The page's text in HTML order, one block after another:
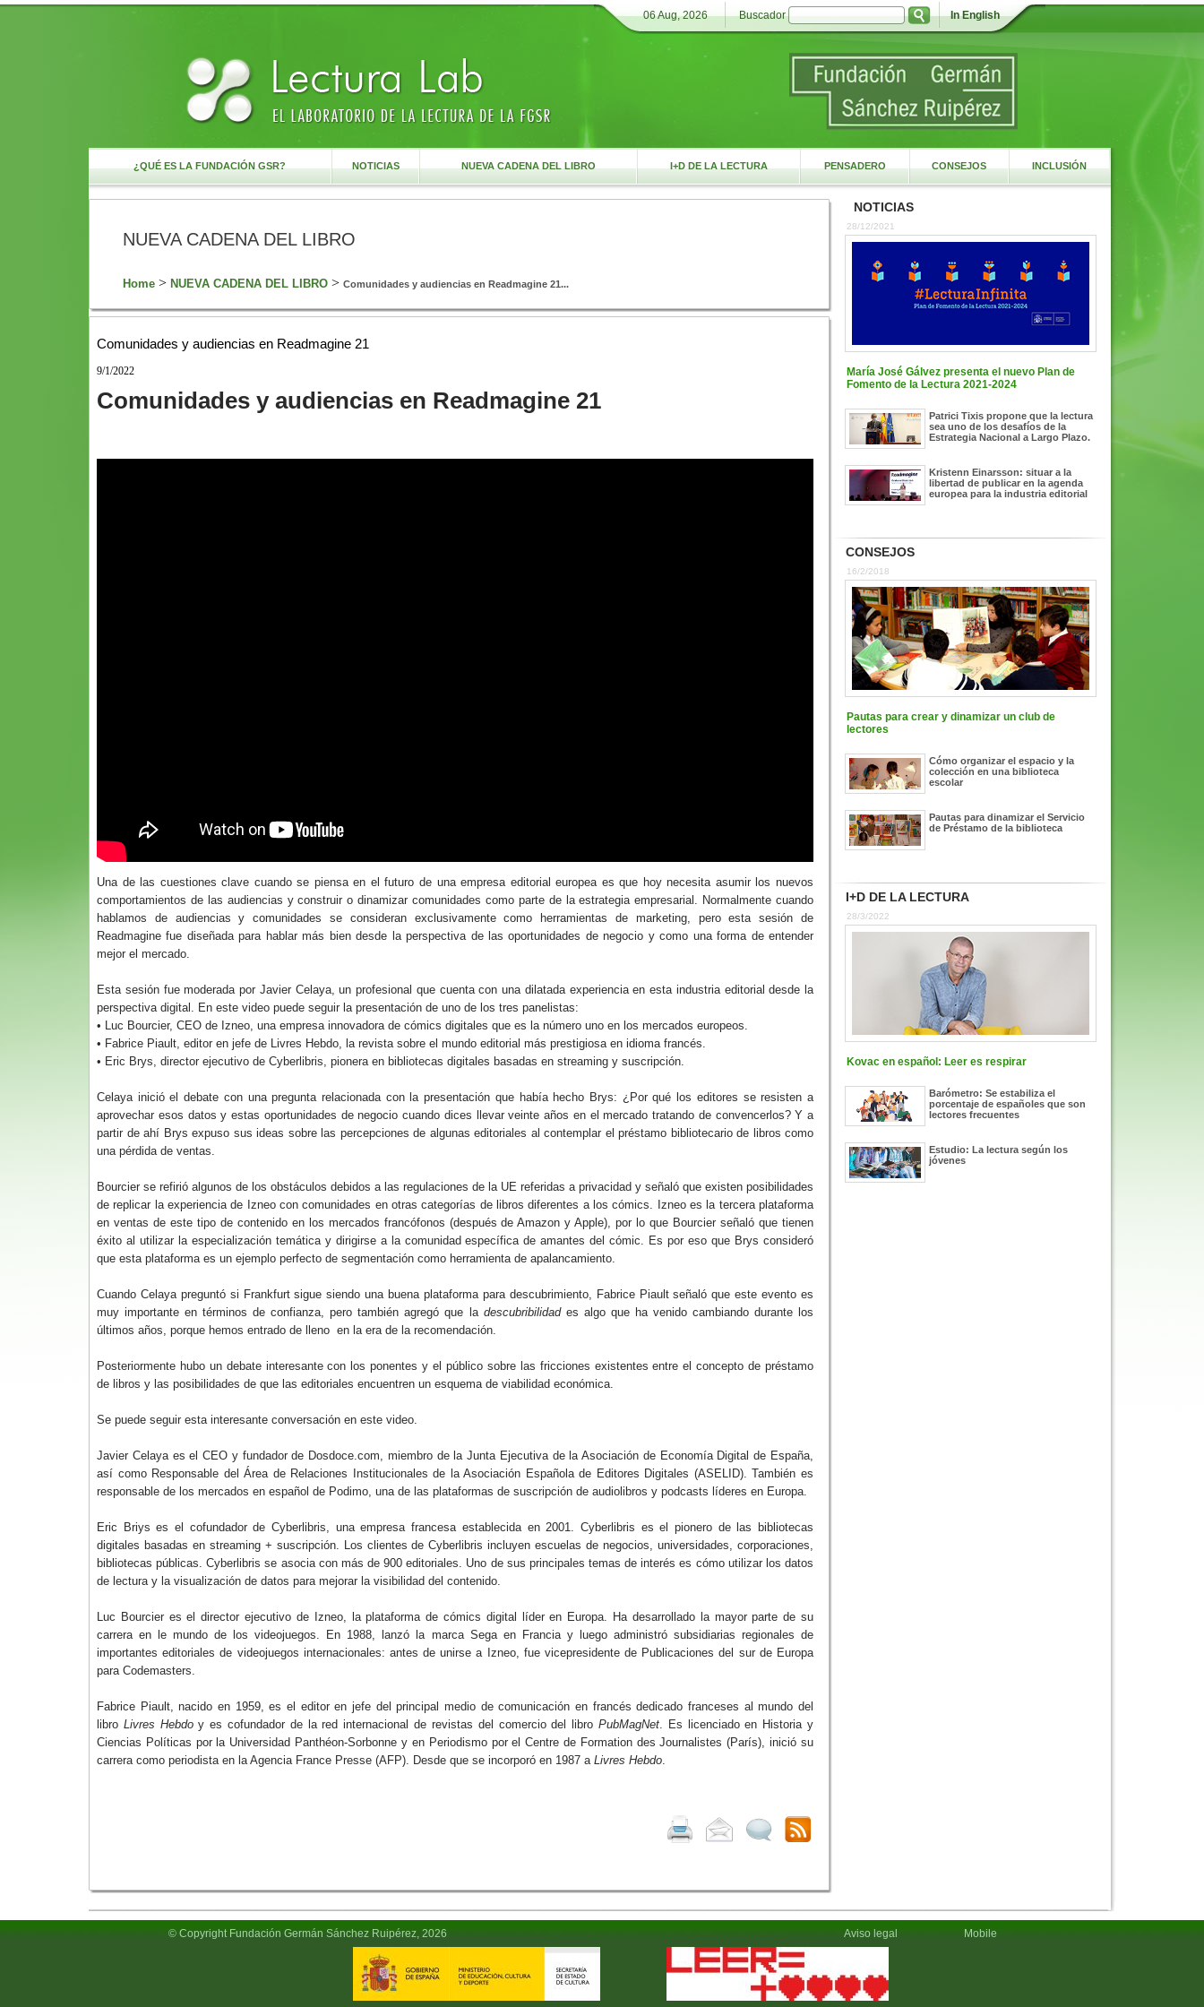
06 Aug, 2026 Buscador In English
¿QUÉ ES LA FUNDACIÓN GSR? NOTICIAS NUEVA CADENA DEL LIBRO I+D DE LA LECTURA PENSADERO CONSEJOS INCLUSIÓN
NUEVA CADENA DEL LIBRO
Home > NUEVA CADENA DEL LIBRO > Comunidades y audiencias en Readmagine 21...
Comunidades y audiencias en Readmagine 21
9/1/2022
Comunidades y audiencias en Readmagine 21
Una de las cuestiones clave cuando se piensa en el futuro de una empresa editorial europea es que hoy necesita asumir los nuevos
comportamientos de las audiencias y construir o dinamizar comunidades como parte de la estrategia empresarial. Normalmente cuando
hablamos de audiencias y comunidades se consideran exclusivamente como herramientas de marketing, pero esta sesión de
Readmagine fue diseñada para hablar más bien desde la perspectiva de las oportunidades de negocio y como una forma de entender
mejor el mercado.
Esta sesión fue moderada por Javier Celaya, un profesional que cuenta con una dilatada experiencia en esta industria editorial desde la
perspectiva digital. En este video puede seguir la presentación de uno de los tres panelistas:
• Luc Bourcier, CEO de Izneo, una empresa innovadora de cómics digitales que es la número uno en los mercados europeos.
• Fabrice Piault, editor en jefe de Livres Hebdo, la revista sobre el mundo editorial más prestigiosa en idioma francés.
• Eric Brys, director ejecutivo de Cyberlibris, pionera en bibliotecas digitales basadas en streaming y suscripción.
Celaya inició el debate con una pregunta relacionada con la presentación que había hecho Brys: ¿Por qué los editores se resisten a
aprovechar esos datos y estas oportunidades de negocio cuando dices llevar veinte años en el mercado tratando de convencerlos? Y a
partir de ahí Brys expuso sus ideas sobre las percepciones de algunas editoriales al contemplar el préstamo bibliotecario de libros como
una pérdida de ventas.
Bourcier se refirió algunos de los obstáculos debidos a las regulaciones de la UE referidas a privacidad y señaló que existen posibilidades
de replicar la experiencia de Izneo con comunidades en otras categorías de libros diferentes a los cómics. Izneo es la tercera plataforma
en ventas de este tipo de contenido en los mercados francófonos (después de Amazon y Apple), por lo que Bourcier señaló que tienen
éxito al utilizar la especialización temática y dirigirse a la comunidad específica de amantes del cómic. Es por eso que Brys consideró
que esta plataforma es un ejemplo perfecto de segmentación como herramienta de apalancamiento.
Cuando Celaya preguntó si Frankfurt sigue siendo una buena plataforma para descubrimiento, Fabrice Piault señaló que este evento es
muy importante en términos de confianza, pero también agregó que la descubribilidad es algo que ha venido cambiando durante los
últimos años, porque hemos entrado de lleno en la era de la recomendación.
Posteriormente hubo un debate interesante con los ponentes y el público sobre las fricciones existentes entre el concepto de préstamo
de libros y las posibilidades de que las editoriales encuentren un esquema de viabilidad económica.
Se puede seguir esta interesante conversación en este video.
Javier Celaya es el CEO y fundador de Dosdoce.com, miembro de la Junta Ejecutiva de la Asociación de Economía Digital de España,
así como Responsable del Área de Relaciones Institucionales de la Asociación Española de Editores Digitales (ASELID). También es
responsable de los mercados en español de Podimo, una de las plataformas de suscripción de audiolibros y podcasts líderes en Europa.
Eric Briys es el cofundador de Cyberlibris, una empresa francesa establecida en 2001. Cyberlibris es el pionero de las bibliotecas
digitales basadas en streaming + suscripción. Los clientes de Cyberlibris incluyen escuelas de negocios, universidades, corporaciones,
bibliotecas públicas. Cyberlibris se asocia con más de 900 editoriales. Uno de sus principales temas de interés es cómo utilizar los datos
de lectura y la visualización de datos para mejorar la visibilidad del contenido.
Luc Bourcier es el director ejecutivo de Izneo, la plataforma de cómics digital líder en Europa. Ha desarrollado la mayor parte de su
carrera en le mundo de los videojuegos. En 1988, lanzó la marca Sega en Francia y luego administró subsidiarias regionales de
importantes editoriales de videojuegos internacionales: antes de unirse a Izneo, fue vicepresidente de Publicaciones del sur de Europa
para Codemasters.
Fabrice Piault, nacido en 1959, es el editor en jefe del principal medio de comunicación en francés dedicado franceses al mundo del
libro Livres Hebdoy es cofundador de la red internacional de revistas del comercio del libro PubMagNet. Es licenciado en Historia y
Ciencias Políticas por la Universidad Panthéon-Sorbonne y en Periodismo por el Centre de Formation des Journalistes (París), inició su
carrera como periodista en la Agencia France Presse (AFP). Desde que se incorporó en 1987 a Livres Hebdo
NOTICIAS
28/12/2021
María José Gálvez presenta el nuevo Plan de
Fomento de la Lectura 2021-2024
Patrici Tixis propone que la lectura
sea uno de los desafíos de la
Estrategia Nacional a Largo Plazo.
Kristenn Einarsson: situar a la
libertad de publicar en la agenda
europea para la industria editorial
CONSEJOS
16/2/2018
Pautas para crear y dinamizar un club de
lectores
Cómo organizar el espacio y la
colección en una biblioteca
escolar
Pautas para dinamizar el Servicio
de Préstamo de la biblioteca
I+D DE LA LECTURA
28/3/2022
Kovac en español: Leer es respirar
Barómetro: Se estabiliza el
porcentaje de españoles que son
lectores frecuentes
Estudio: La lectura según los
jóvenes
© Copyright Fundación Germán Sánchez Ruipérez, 2026 Aviso legal Mobile